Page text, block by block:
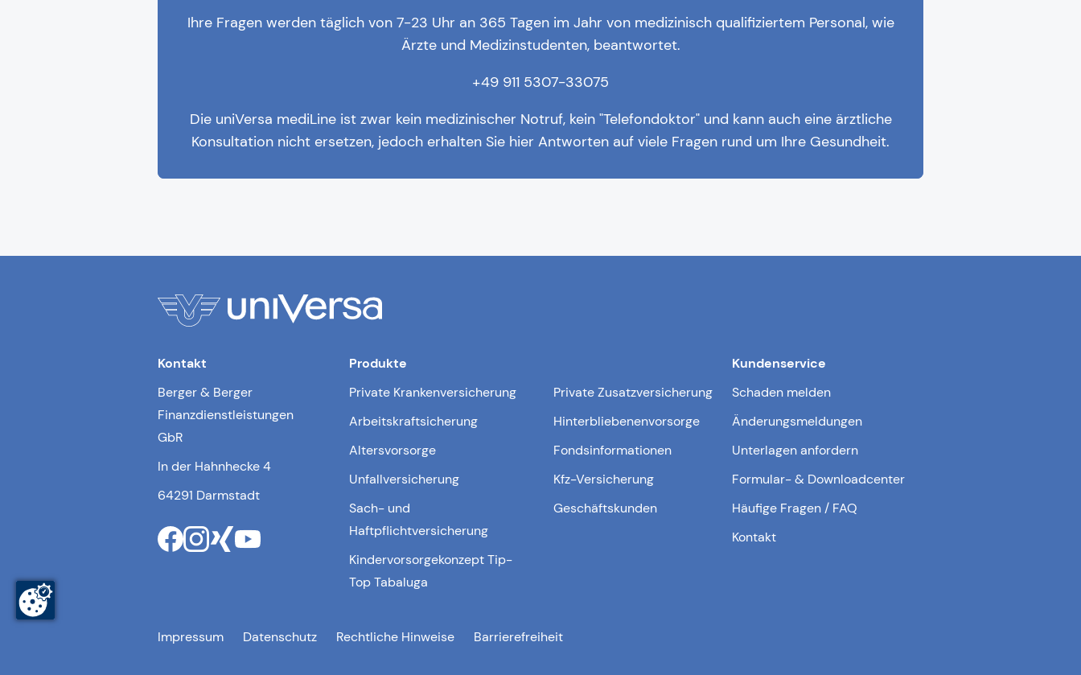
Ihre Fragen werden täglich von 7-23 Uhr an 365 Tagen im Jahr von medizinisch qualifiziertem Personal, wie
Ärzte und Medizinstudenten, beantwortet.
+49 911 5307-33075
Die uniVersa mediLine ist zwar kein medizinischer Notruf, kein "Telefondoktor" und kann auch eine ärztliche
Konsultation nicht ersetzen, jedoch erhalten Sie hier Antworten auf viele Fragen rund um Ihre Gesundheit.
Kontakt
Berger & Berger
Finanzdienstleistungen
GbR
In der Hahnhecke 4
64291 Darmstadt
Produkte
Private Krankenversicherung
Private Zusatzversicherung
Arbeitskraftsicherung
Hinterbliebenenvorsorge
Altersvorsorge
Fondsinformationen
Unfallversicherung
Kfz-Versicherung
Sach- und
Haftpflichtversicherung
Geschäftskunden
Kindervorsorgekonzept Tip-
Top Tabaluga
Kundenservice
Schaden melden
Änderungsmeldungen
Unterlagen anfordern
Formular- & Downloadcenter
Häufige Fragen / FAQ
Kontakt
Impressum Datenschutz Rechtliche Hinweise Barrierefreiheit